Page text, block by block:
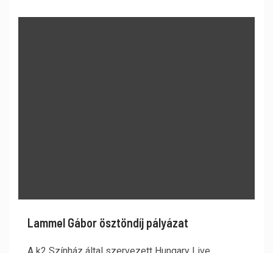
Lammel Gábor ösztöndíj pályázat